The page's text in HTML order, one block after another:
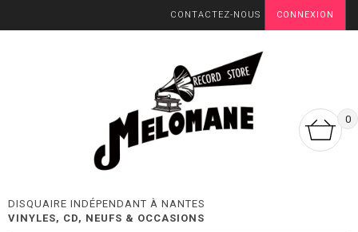
CONNEXION
CONTACTEZ-NOUS
0
DISQUAIRE INDÉPENDANT À NANTES
VINYLES, CD, NEUFS & OCCASIONS